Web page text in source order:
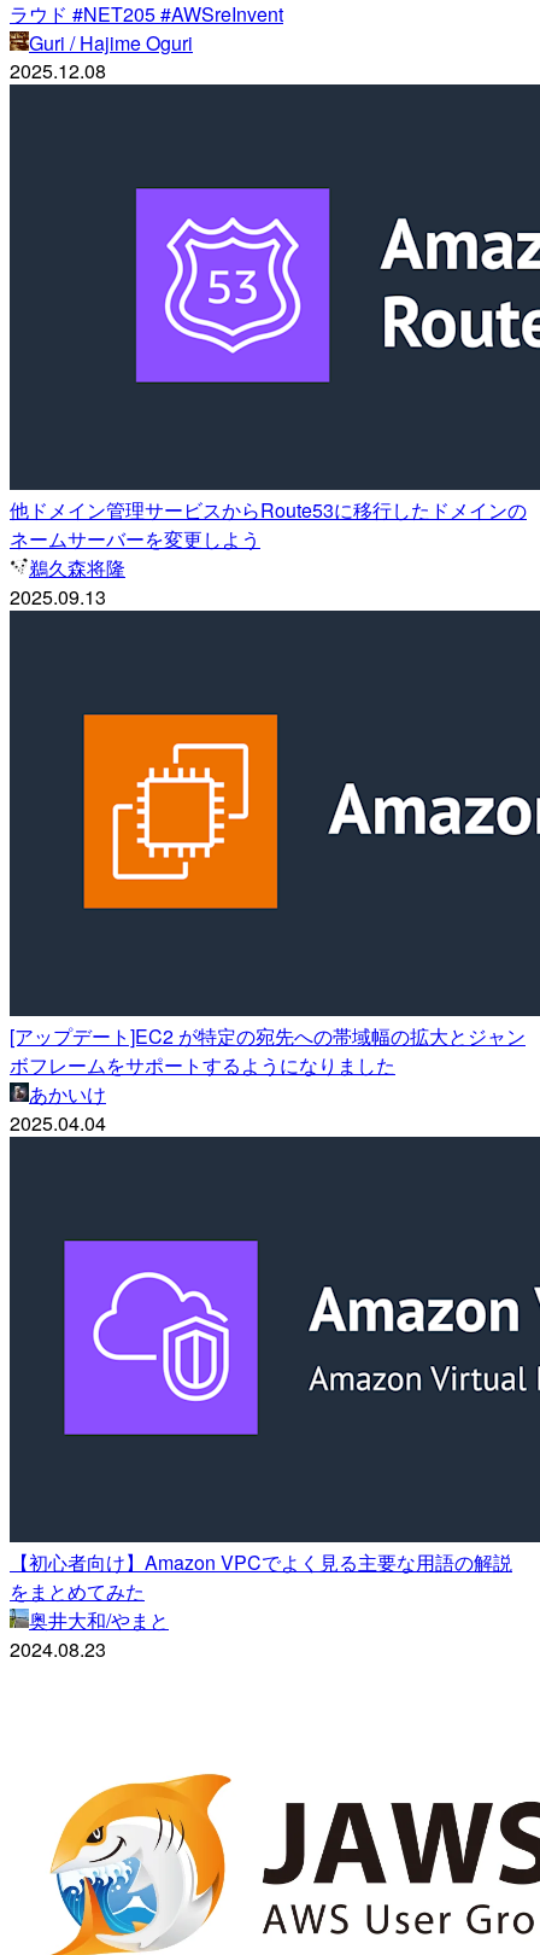
ラウド #NET205 #AWSreInvent
Guri / Hajime Oguri
2025.12.08
他ドメイン管理サービスからRoute53に移行したドメインの
ネームサーバーを変更しよう
鵜久森将隆
2025.09.13
[アップデート]EC2 が特定の宛先への帯域幅の拡大とジャン
ボフレームをサポートするようになりました
あかいけ
2025.04.04
【初心者向け】Amazon VPCでよく見る主要な用語の解説
をまとめてみた
奥井大和/やまと
2024.08.23